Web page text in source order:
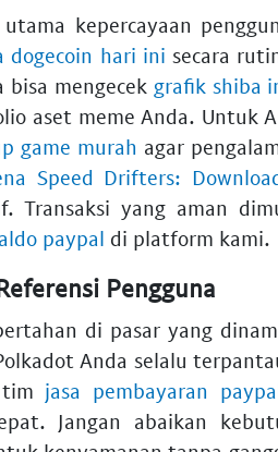
kepercayaan
dogecoin hari ini secara
mengecek grafik shiba
aset meme Anda. Untuk
game murah agar
Speed Drifters:
Transaksi yang aman
paypal di platform kami.
Pengguna
di pasar yang
Anda selalu
jasa pembayaran
Jangan abaikan